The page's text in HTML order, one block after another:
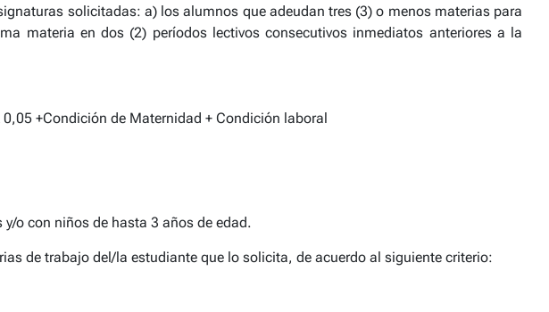
solicitadas: a) los alumnos que adeudan tres (3) o menos materias para
materia en dos (2) períodos lectivos consecutivos inmediatos anteriores a la
+Condición de Maternidad + Condición laboral
o con niños de hasta 3 años de edad.
de trabajo del/la estudiante que lo solicita, de acuerdo al siguiente criterio: